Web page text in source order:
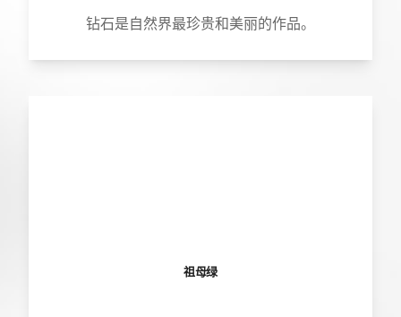
钻石是自然界最珍贵和美丽的作品。
祖母绿